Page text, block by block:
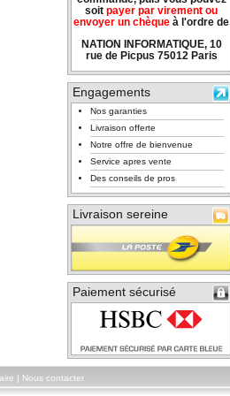
soit payer par virement ou
envoyer un chèque à l'ordre de
NATION INFORMATIQUE, 10
rue de Picpus 75012 Paris
Engagements
Nos garanties
Livraison offerte
Notre offre de bienvenue
Service apres vente
Des conseils de pros
Livraison sereine
Paiement sécurisé
Nous contacter